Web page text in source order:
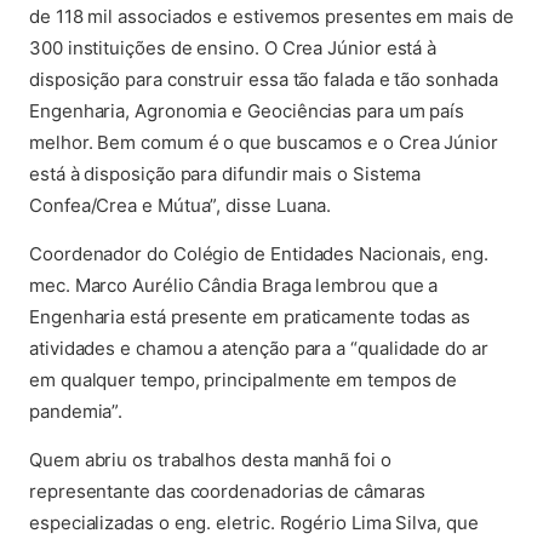
de 118 mil associados e estivemos presentes em mais de
300 instituições de ensino. O Crea Júnior está à
disposição para construir essa tão falada e tão sonhada
Engenharia, Agronomia e Geociências para um país
melhor. Bem comum é o que buscamos e o Crea Júnior
está à disposição para difundir mais o Sistema
Confea/Crea e Mútua”, disse Luana.
Coordenador do Colégio de Entidades Nacionais, eng.
mec. Marco Aurélio Cândia Braga lembrou que a
Engenharia está presente em praticamente todas as
atividades e chamou a atenção para a “qualidade do ar
em qualquer tempo, principalmente em tempos de
pandemia”.
Quem abriu os trabalhos desta manhã foi o
representante das coordenadorias de câmaras
especializadas o eng. eletric. Rogério Lima Silva, que